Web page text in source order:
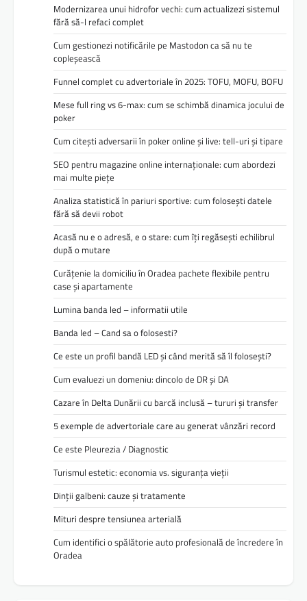
Modernizarea unui hidrofor vechi: cum actualizezi sistemul
fără să-l refaci complet
Cum gestionezi notificările pe Mastodon ca să nu te
copleșească
Funnel complet cu advertoriale în 2025: TOFU, MOFU, BOFU
Mese full ring vs 6-max: cum se schimbă dinamica jocului de
poker
Cum citești adversarii în poker online și live: tell-uri și tipare
SEO pentru magazine online internaționale: cum abordezi
mai multe piețe
Analiza statistică în pariuri sportive: cum folosești datele
fără să devii robot
Acasă nu e o adresă, e o stare: cum îți regăsești echilibrul
după o mutare
Curățenie la domiciliu în Oradea pachete flexibile pentru
case și apartamente
Lumina banda led – informatii utile
Banda led – Cand sa o folosesti?
Ce este un profil bandă LED și când merită să îl folosești?
Cum evaluezi un domeniu: dincolo de DR și DA
Cazare în Delta Dunării cu barcă inclusă – tururi și transfer
5 exemple de advertoriale care au generat vânzări record
Ce este Pleurezia / Diagnostic
Turismul estetic: economia vs. siguranța vieții
Dinții galbeni: cauze și tratamente
Mituri despre tensiunea arterială
Cum identifici o spălătorie auto profesională de încredere în
Oradea